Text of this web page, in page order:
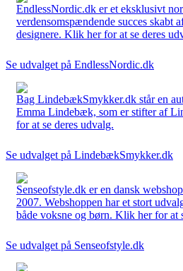
EndlessNordic.dk er et eksklusivt
verdensomspændende succes skabt
designere. Klik her for at se deres
Se udvalget på EndlessNordic.dk
Bag LindebækSmykker.dk står en
Emma Lindebæk, som er stifter af
for at se deres udvalg.
Se udvalget på LindebækSmykker.dk
Senseofstyle.dk er en dansk
2007. Webshoppen har et stort
både voksne og børn. Klik her for at
Se udvalget på Senseofstyle.dk